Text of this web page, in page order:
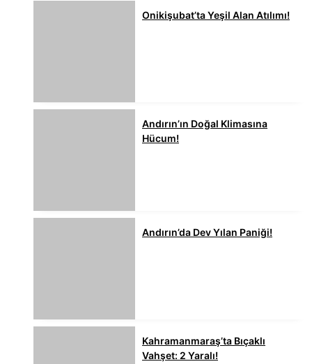
Onikişubat’ta Yeşil Alan Atılımı!
Andırın’ın Doğal Klimasına
Hücum!
Andırın’da Dev Yılan Paniği!
Kahramanmaraş’ta Bıçaklı
Vahşet: 2 Yaralı!